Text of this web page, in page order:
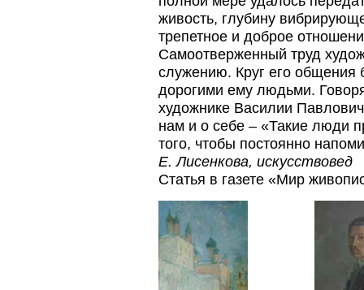
живость, глубину
трепетное и доброе
Самоотверженный труд
служению. Круг его общения
дорогими ему людьми.
художнике Василии
нам и о себе – «Такие люди
того, чтобы постоянно
Е. Лисенкова, искусствовед
Статья в газете «Мир